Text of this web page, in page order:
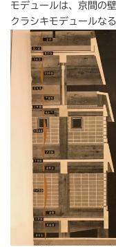
モデュールは、京間
クラシキモデュールな